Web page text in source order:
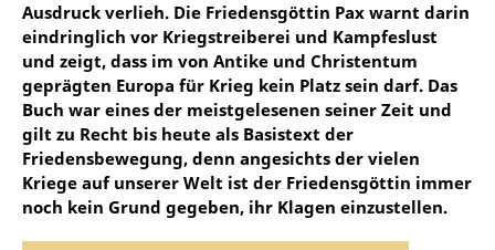
Ausdruck verlieh. Die Friedensgöttin Pax warnt darin
eindringlich vor Kriegstreiberei und Kampfeslust
und zeigt, dass im von Antike und Christentum
geprägten Europa für Krieg kein Platz sein darf. Das
Buch war eines der meistgelesenen seiner Zeit und
gilt zu Recht bis heute als Basistext der
Friedensbewegung, denn angesichts der vielen
Kriege auf unserer Welt ist der Friedensgöttin immer
noch kein Grund gegeben, ihr Klagen einzustellen.